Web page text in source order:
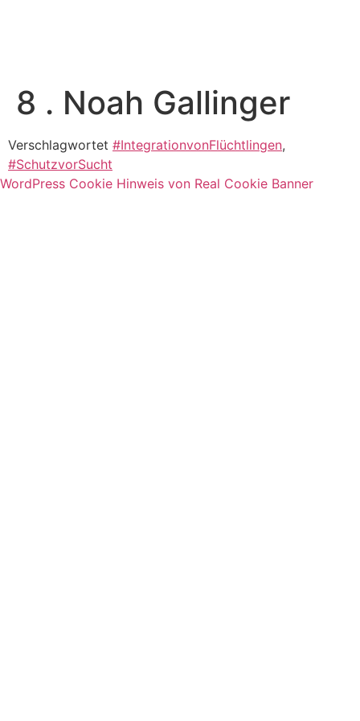
8 . Noah Gallinger
Verschlagwortet #IntegrationvonFlüchtlingen,
#SchutzvorSucht
WordPress Cookie Hinweis von Real Cookie Banner